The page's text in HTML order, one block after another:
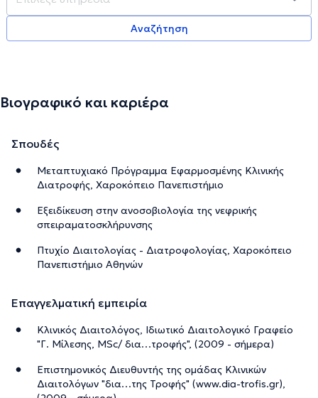
Αναζήτηση
Βιογραφικό και καριέρα
Σπουδές
Μεταπτυχιακό Πρόγραμμα Εφαρμοσμένης Κλινικής
Διατροφής, Χαροκόπειο Πανεπιστήμιο
Εξειδίκευση στην ανοσοβιολογία της νεφρικής
σπειραματοσκλήρυνσης
Πτυχίο Διαιτολογίας - Διατροφολογίας, Χαροκόπειο
Πανεπιστήμιο Αθηνών
Επαγγελματική εμπειρία
Κλινικός Διαιτολόγος, Ιδιωτικό Διαιτολογικό Γραφείο
"Γ. Μίλεσης, MSc/ δια…τροφής", (2009 - σήμερα)
Επιστημονικός Διευθυντής της ομάδας Κλινικών
Διαιτολόγων "δια…της Τροφής" (www.dia-trofis.gr),